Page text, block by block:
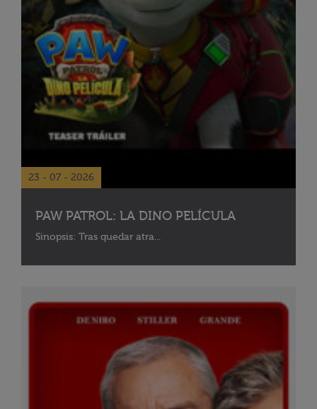
23 - 07 - 2026
PAW PATROL: LA DINO PELÍCULA
Sinopsis: Tras quedar atra...